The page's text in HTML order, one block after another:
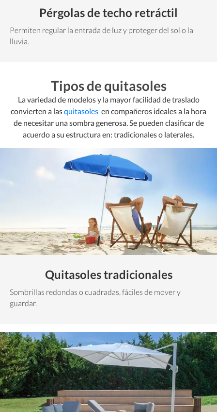
Pérgolas de techo retráctil
Permiten regular la entrada de luz y proteger del sol o la
lluvia.
Tipos de quitasoles
La variedad de modelos y la mayor facilidad de traslado
convierten a lasquitasoles en compañeros ideales a la hora
de necesitar una sombra generosa. Se pueden clasificar de
acuerdo a su estructura en: tradicionales o laterales.
Quitasoles tradicionales
Sombrillas redondas o cuadradas, fáciles de mover y
guardar.